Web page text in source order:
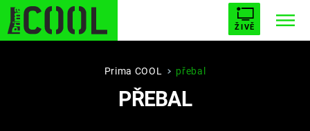
ŽIVĚ
STARHOUSE BUFFY, PŘEMOŽITELKA UPÍRŮ
PLNEJ KOTEL AVENGERS 5
Prima COOL přebal
PŘEBAL